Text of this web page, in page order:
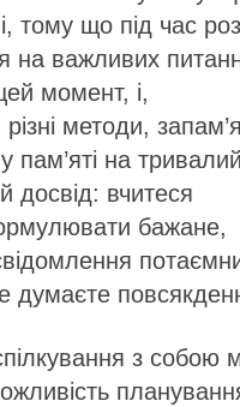
тому що під час
на важливих
момент, і,
методи,
пам’яті на
досвід: вчитеся
бажане,
думаєте
з собою